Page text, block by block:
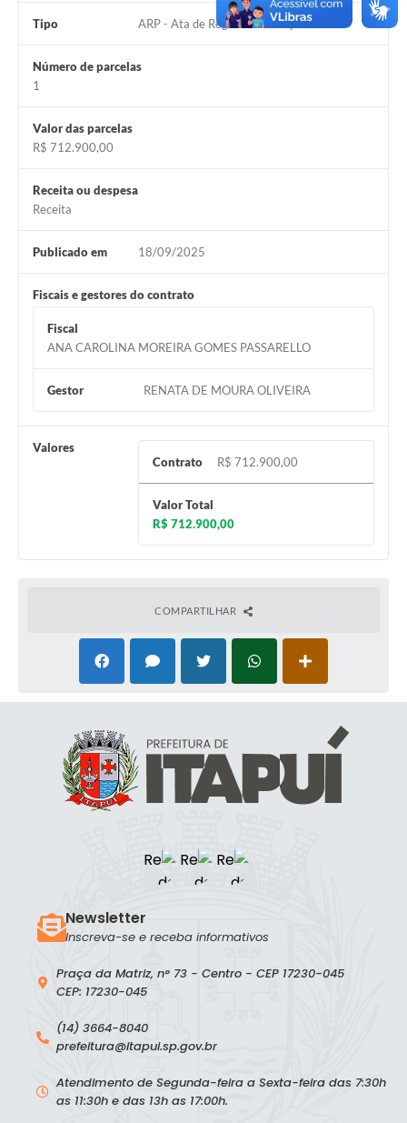
Tipo ARP - Ata de Registro de Preço
Número de parcelas
1
Valor das parcelas
R$ 712.900,00
Receita ou despesa
Receita
Publicado em 18/09/2025
Fiscais e gestores do contrato
Fiscal
ANA CAROLINA MOREIRA GOMES PASSARELLO
Gestor RENATA DE MOURA OLIVEIRA
Valores
Contrato
R$ 712.900,00
Valor Total
R$ 712.900,00
COMPARTILHAR
Praça da Matriz, n° 73 - Centro - CEP 17230-045
CEP: 17230-045
(14) 3664-8040
prefeitura@itapui.sp.gov.br
Atendimento de Segunda-feira a Sexta-feira das 7:30h
as 11:30h e das 13h as 17:00h.
Newsletter
Inscreva-se e receba informativos